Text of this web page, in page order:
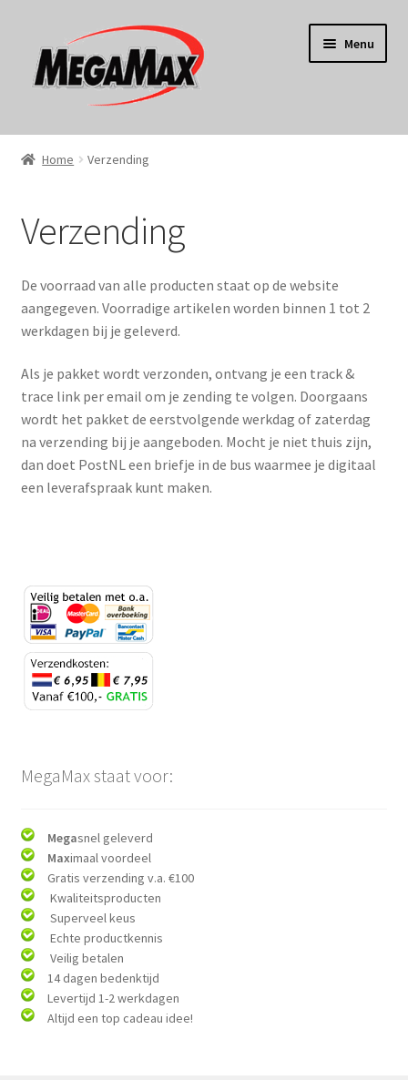
door
naar
naar
de
Menu
Home
Koken
Tuin
Gereedschap
Wonen
Huishouden
Persoonlijke Verzorging
Reizen
Sport
Home Verzending
Verzending
De voorraad van alle producten staat op de website
aangegeven. Voorradige artikelen worden binnen 1 tot 2
werkdagen bij je geleverd.
Als je pakket wordt verzonden, ontvang je een track &
trace link per email om je zending te volgen. Doorgaans
wordt het pakket de eerstvolgende werkdag of zaterdag
na verzending bij je aangeboden. Mocht je niet thuis zijn,
dan doet PostNL een briefje in de bus waarmee je digitaal
een leverafspraak kunt maken.
MegaMax staat voor:
Megasnel geleverd
Maximaal voordeel
Gratis verzending v.a. €100
Kwaliteitsproducten
Superveel keus
Echte productkennis
Veilig betalen
14 dagen bedenktijd
Levertijd 1-2 werkdagen
Altijd een top cadeau idee!